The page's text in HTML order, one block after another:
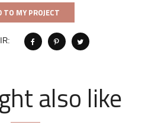
TO MY PROJECT
also like